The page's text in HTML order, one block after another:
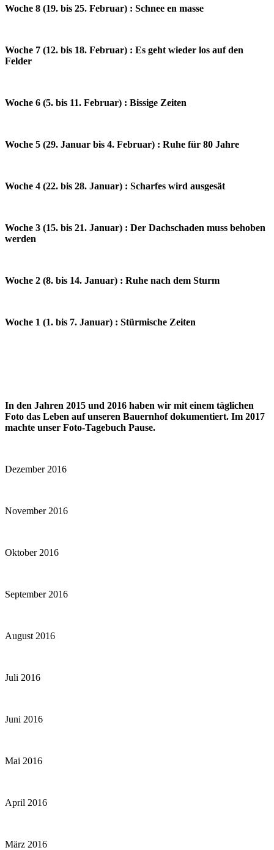
Woche 8 (19. bis 25. Februar) : Schnee en masse
Woche 7 (12. bis 18. Februar) : Es geht wieder los auf den
Felder
Woche 6 (5. bis 11. Februar) : Bissige Zeiten
Woche 5 (29. Januar bis 4. Februar) : Ruhe für 80 Jahre
Woche 4 (22. bis 28. Januar) : Scharfes wird ausgesät
Woche 3 (15. bis 21. Januar) : Der Dachschaden muss behoben
werden
Woche 2 (8. bis 14. Januar) : Ruhe nach dem Sturm
Woche 1 (1. bis 7. Januar) : Stürmische Zeiten
In den Jahren 2015 und 2016 haben wir mit einem täglichen
Foto das Leben auf unseren Bauernhof dokumentiert. Im 2017
machte unser Foto-Tagebuch Pause.
Dezember 2016
November 2016
Oktober 2016
September 2016
August 2016
Juli 2016
Juni 2016
Mai 2016
April 2016
März 2016